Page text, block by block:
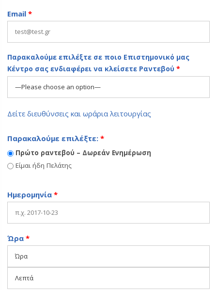
Email *
Παρακαλούμε επιλέξτε σε ποιο Επιστημονικό μας
Κέντρο σας ενδιαφέρει να κλείσετε Ραντεβού *
Δείτε διευθύνσεις και ωράρια λειτουργίας
Παρακαλούμε επιλέξτε: *
Πρώτο ραντεβού – Δωρεάν Ενημέρωση
Είμαι ήδη Πελάτης
Ημερομηνία *
Ώρα *